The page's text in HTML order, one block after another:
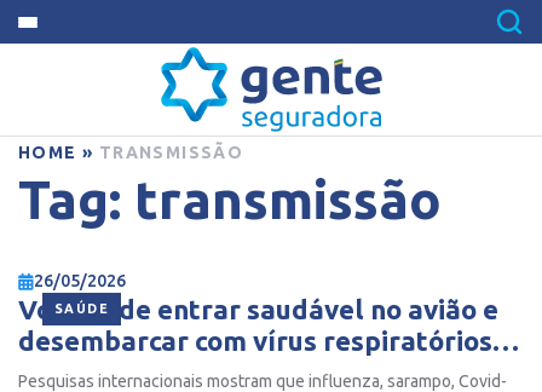
HOME » TRANSMISSÃO
Tag: transmissão
SAÚDE
26/05/2026
Você pode entrar saudável no avião e
desembarcar com vírus respiratórios,
após um voo longo
Pesquisas internacionais mostram que influenza, sarampo, Covid-